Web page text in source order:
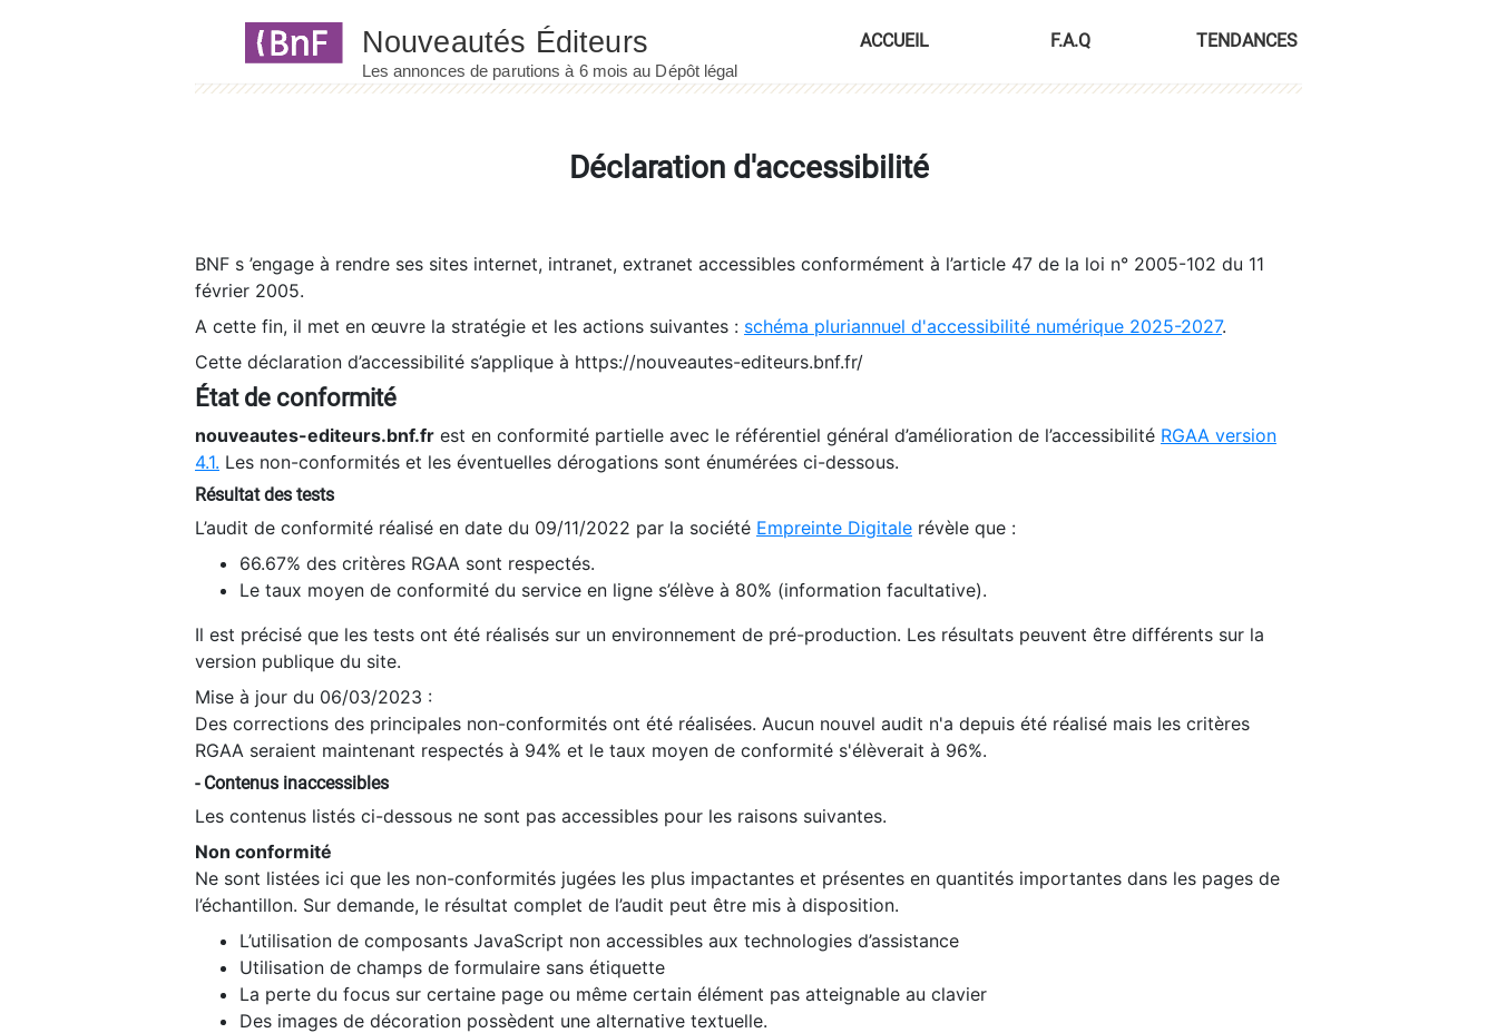
ACCUEIL F.A.Q TENDANCES
Déclaration d'accessibilité
BNF s ’engage à rendre ses sites internet, intranet, extranet accessibles conformément à l’article 47 de la loi n° 2005-102 du 11
février 2005.
A cette fin, il met en œuvre la stratégie et les actions suivantes : schéma pluriannuel d'accessibilité numérique 2025-2027.
Cette déclaration d’accessibilité s’applique à https://nouveautes-editeurs.bnf.fr/
État de conformité
nouveautes-editeurs.bnf.fr est en conformité partielle avec le référentiel général d’amélioration de l’accessibilité RGAA version
4.1. Les non-conformités et les éventuelles dérogations sont énumérées ci-dessous.
Résultat des tests
L’audit de conformité réalisé en date du 09/11/2022 par la société Empreinte Digitale révèle que :
66.67% des critères RGAA sont respectés.
Le taux moyen de conformité du service en ligne s’élève à 80% (information facultative).
Il est précisé que les tests ont été réalisés sur un environnement de pré-production. Les résultats peuvent être différents sur la
version publique du site.
Mise à jour du 06/03/2023 :
Des corrections des principales non-conformités ont été réalisées. Aucun nouvel audit n'a depuis été réalisé mais les critères
RGAA seraient maintenant respectés à 94% et le taux moyen de conformité s'élèverait à 96%.
- Contenus inaccessibles
Les contenus listés ci-dessous ne sont pas accessibles pour les raisons suivantes.
Non conformité
Ne sont listées ici que les non-conformités jugées les plus impactantes et présentes en quantités importantes dans les pages de
l’échantillon. Sur demande, le résultat complet de l’audit peut être mis à disposition.
L’utilisation de composants JavaScript non accessibles aux technologies d’assistance
Utilisation de champs de formulaire sans étiquette
La perte du focus sur certaine page ou même certain élément pas atteignable au clavier
Des images de décoration possèdent une alternative textuelle.